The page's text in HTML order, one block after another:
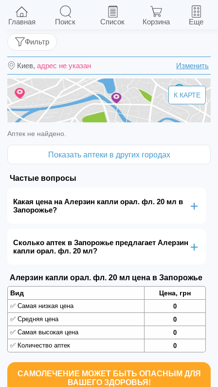
Алерзин капли орал. фл. 20 мл
Киев, адрес не указан Изменить
Фильтр
К КАРТЕ
Аптек не найдено.
Показать аптеки в других городах
Частые вопросы
Какая цена на Алерзин капли орал. фл. 20 мл в
Запорожье?
Сколько аптек в Запорожье предлагает Алерзин
капли орал. фл. 20 мл?
Алерзин капли орал. фл. 20 мл цена в Запорожье
Вид Цена, грн
✅ Самая низкая цена
0
✅ Средняя цена
0
✅ Самая высокая цена
0
✅ Количество аптек 0
САМОЛЕЧЕНИЕ МОЖЕТ БЫТЬ ОПАСНЫМ ДЛЯ
ВАШЕГО ЗДОРОВЬЯ!
Главная Поиск Список Корзина Еще